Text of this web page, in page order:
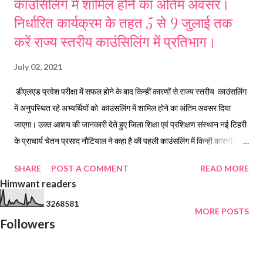
काउंसिलिंग में शामिल होने का अंतिम अवसर।
निर्धारित कार्यक्रम के तहत 5 से 9 जुलाई तक
करें राज्य स्तरीय काउंसिलिंग में प्रतिभाग।
July 02, 2021
डीएलएड प्रवेश परीक्षा में सफल होने के बाद किन्हीं कारणों से राज्य स्तरीय काउंसलिंग
में अनुपस्थित रहे अभ्यर्थियों को काउंसलिंग में शामिल होने का अंतिम अवसर दिया
जाएगा। उक्त आशय की जानकारी देते हुए जिला शिक्षा एवं प्रशिक्षण संस्थान नई टिहरी
के प्राचार्य चेतन प्रसाद नौटियाल ने कहा है की पहली काउंसलिंग में किन्ही कारणों से
तक निर्धारित कार्यक्रम के तहत काउंसिलग में शामिल हो सकते हैं। उल्लेखनीय है कि
एससीईआरटी द्वारा वर्ष 2019-20 की डीएलएड प्रवेश परीक्षा में सफल आवेदकों के लिए
पूर्व में 5 अप्रैल से 23 अप्रैल 2021 तक देहरादून में राज्य स्तरीय काउंसिलिंग
आयोजित करवाई गई थी किंतु कोरोना महामारी सहित विभिन्न कारणों से कुछ आवेदक
SHARE POST A COMMENT READ MORE
MORE POSTS
Himwant readers
3268581
Followers